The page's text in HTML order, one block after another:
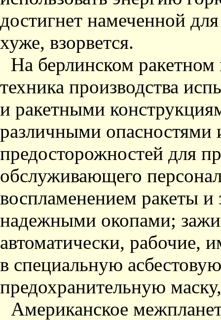
достигнет намеченной
хуже, взорвется.
На берлинском ракетном
техника производства
и ракетными
различными опасностями
предосторожностей для
обслуживающего
воспламенением ракеты
надежными окопами;
автоматически, рабочие,
в специальную
предохранительную
Американское